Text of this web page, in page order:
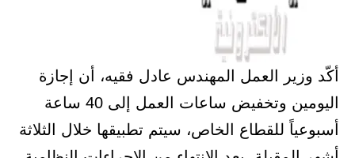
أكّد وزير العمل المهندس عادل فقيه، أن إجازة
اليومين وتخفيض ساعات العمل إلى 40 ساعة
أسبوعياً للقطاع الخاص، سيتم تطبيقها خلال الثلاثة